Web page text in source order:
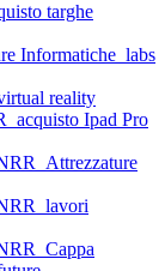
targhe
Informatiche_labs
reality
Ipad Pro